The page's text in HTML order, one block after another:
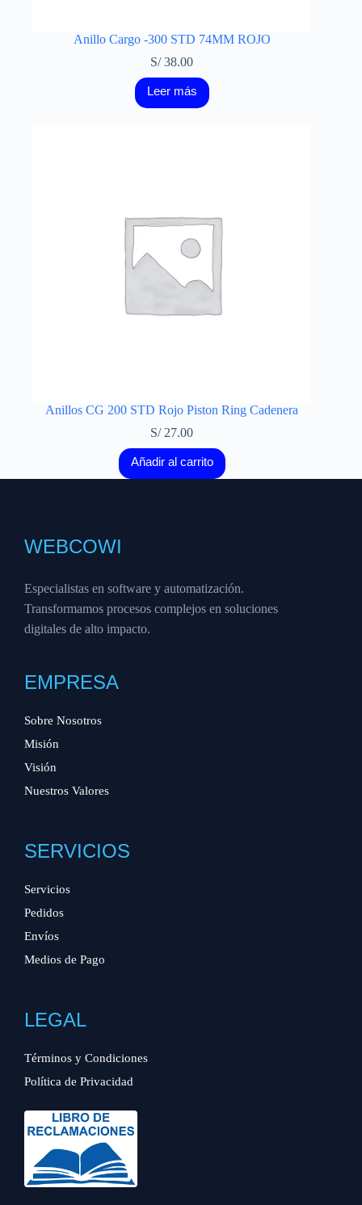
Anillo Cargo -300 STD 74MM ROJO
S/38.00
Leer más
Anillos CG 200 STD Rojo Piston Ring Cadenera
S/27.00
Añadir al carrito
WEBCOWI
Especialistas en software y automatización.
Transformamos procesos complejos en soluciones
digitales de alto impacto.
EMPRESA
Sobre Nosotros
Misión
Visión
Nuestros Valores
SERVICIOS
Servicios
Pedidos
Envíos
Medios de Pago
LEGAL
Términos y Condiciones
Política de Privacidad